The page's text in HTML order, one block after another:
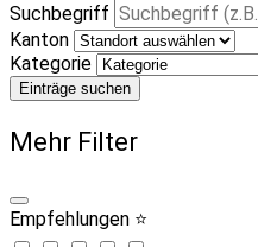
Suchbegriff
Kanton
Kategorie
Einträge suchen
Mehr Filter
Empfehlungen ⭐